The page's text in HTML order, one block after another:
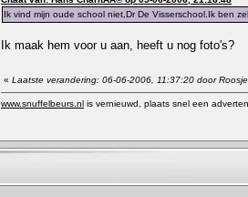
Ik vind mijn oude school niet,Dr De Visserschool.Ik ben
Ik maak hem voor u aan, heeft u nog foto's?
« Laatste verandering: 06-06-2006, 11:37:20 door Roosje
www.snuffelbeurs.nl is vernieuwd, plaats snel een